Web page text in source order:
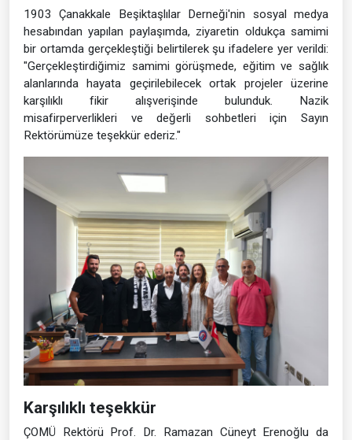
1903 Çanakkale Beşiktaşlılar Derneği'nin sosyal medya
hesabından yapılan paylaşımda, ziyaretin oldukça samimi
bir ortamda gerçekleştiği belirtilerek şu ifadelere yer verildi:
"Gerçekleştirdiğimiz samimi görüşmede, eğitim ve sağlık
alanlarında hayata geçirilebilecek ortak projeler üzerine
karşılıklı fikir alışverişinde bulunduk. Nazik
misafirperverlikleri ve değerli sohbetleri için Sayın
Rektörümüze teşekkür ederiz."
Karşılıklı teşekkür
ÇOMÜ Rektörü Prof. Dr. Ramazan Cüneyt Erenoğlu da